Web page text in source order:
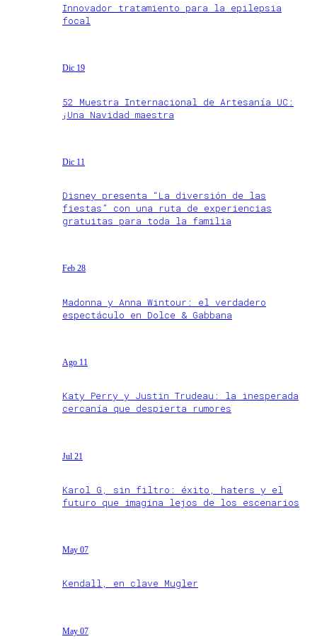
Innovador tratamiento para la epilepsia
focal
Dic 19
52 Muestra Internacional de Artesanía UC:
¡Una Navidad maestra
Dic 11
Disney presenta “La diversión de las
fiestas” con una ruta de experiencias
gratuitas para toda la familia
Feb 28
Madonna y Anna Wintour: el verdadero
espectáculo en Dolce & Gabbana
Ago 11
Katy Perry y Justin Trudeau: la inesperada
cercanía que despierta rumores
Jul 21
Karol G, sin filtro: éxito, haters y el
futuro que imagina lejos de los escenarios
May 07
Kendall, en clave Mugler
May 07